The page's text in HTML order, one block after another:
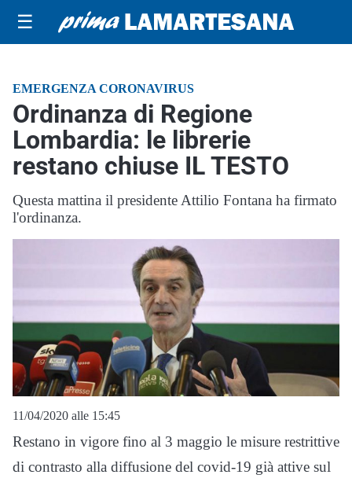
☰
EMERGENZA CORONAVIRUS
Ordinanza di Regione
Lombardia: le librerie
restano chiuse IL TESTO
Questa mattina il presidente Attilio Fontana ha firmato
l'ordinanza.
11/04/2020 alle 15:45
Restano in vigore fino al 3 maggio le misure restrittive
di contrasto alla diffusione del covid-19 già attive sul